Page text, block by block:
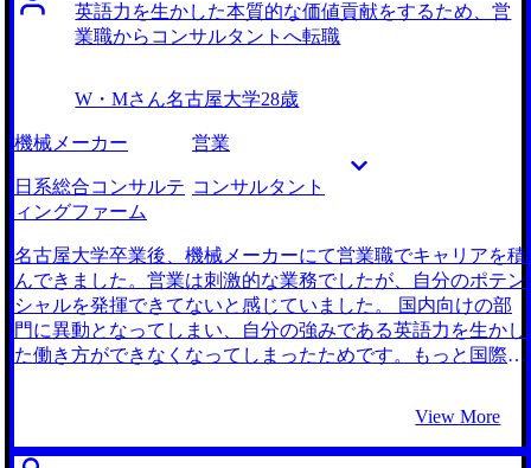
英語力を生かした本質的な価値貢献をするため、営
業職からコンサルタントへ転職
W・Mさん名古屋大学28歳
機械メーカー 営業
日系総合コンサルテ
ィングファーム
コンサルタント
名古屋大学卒業後、機械メーカーにて営業職でキャリアを積
んできました。営業は刺激的な業務でしたが、自分のポテン
シャルを発揮できてないと感じていました。 国内向けの部
門に異動となってしまい、自分の強みである英語力を生かし
た働き方ができなくなってしまったためです。もっと国際的
た中で、コンサルティングファームが視野に入り、業務内容
を含めて魅力的に映ったからです。自分のスキルを最大限に
View More